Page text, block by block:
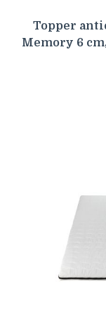
Topper
Memory 6